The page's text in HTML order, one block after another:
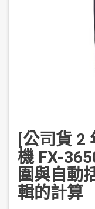
[公司貨 2
機 FX-
圍與自動
輯的計算